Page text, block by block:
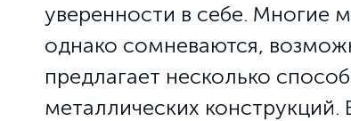
уверенности в себе. Многие
однако сомневаются,
предлагает несколько
металлических